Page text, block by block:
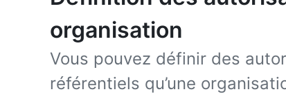
organisation
Vous pouvez définir des
référentiels qu’une